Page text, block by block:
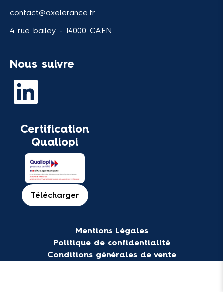
contact@axelerance.fr
4 rue bailey - 14000 CAEN
Nous suivre
Certification
Qualiopi
Télécharger
Mentions Légales
Politique de confidentialité
Conditions générales de vente